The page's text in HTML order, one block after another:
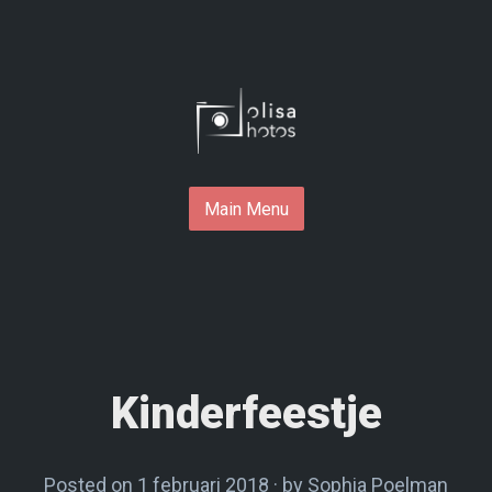
Main Menu
Kinderfeestje
Posted on 1 februari 2018 1 by Sophia Poelman